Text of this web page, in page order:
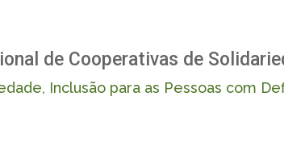
de Cooperativas de
Inclusão para as Pessoas com